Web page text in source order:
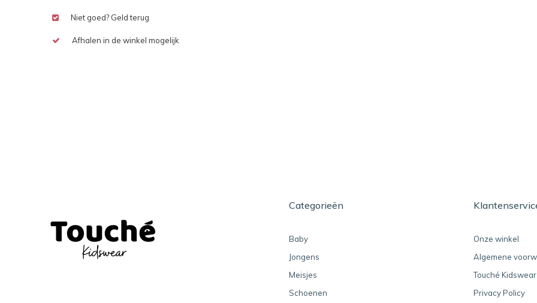
Niet goed? Geld terug
Afhalen in de winkel mogelijk
Categorieën
Baby
Jongens
Meisjes
Schoenen
Onze winkel
Algemene
Touché Kidswear
Privacy Policy